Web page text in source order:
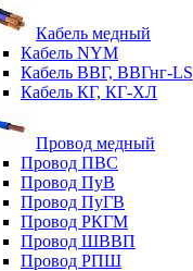
Кабель медный
Кабель NYM
Кабель ВВГ, ВВГнг-LS
Кабель КГ, КГ-ХЛ
Провод медный
Провод ПВС
Провод ПуВ
Провод ПуГВ
Провод РКГМ
Провод ШВВП
Провод РПШ